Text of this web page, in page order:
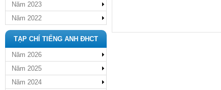
Năm 2023
Năm 2022
TẠP CHÍ TIẾNG ANH ĐHCT
Năm 2026
Năm 2025
Năm 2024